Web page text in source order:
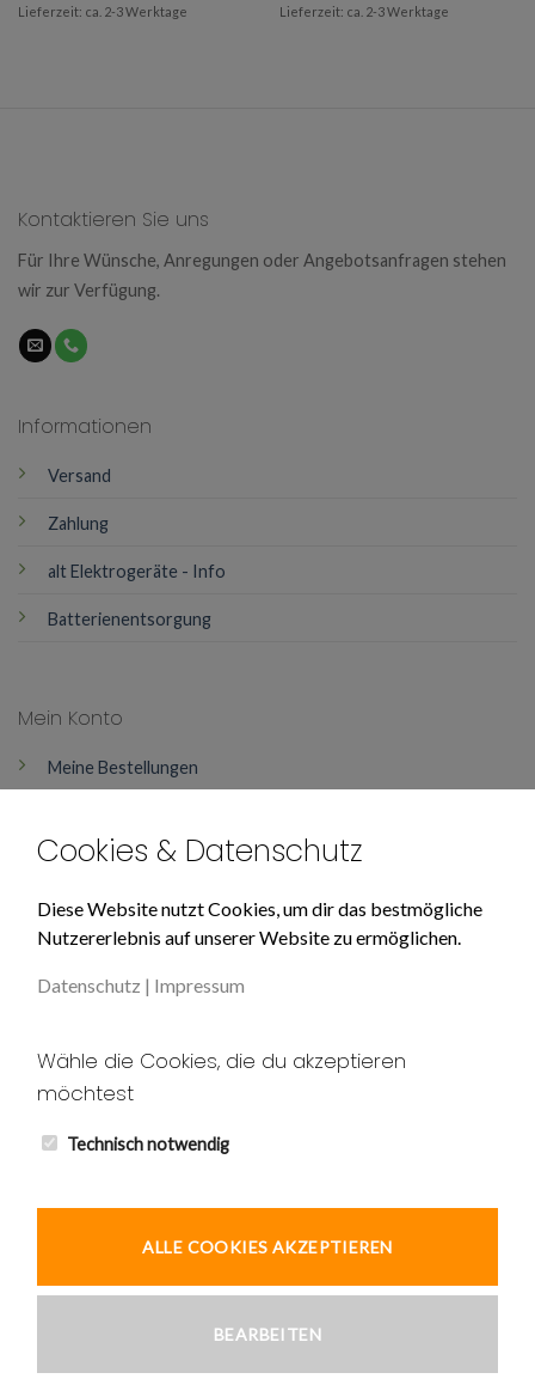
29,90 €
Lieferzeit: ca. 2-3 Werktage
Lieferzeit: ca. 2-3 Werktage
Kontaktieren Sie uns
Für Ihre Wünsche, Anregungen oder Angebotsanfragen stehen
wir zur Verfügung.
Mein Konto
Meine Bestellungen
Über Uns
Impressum
Datenschutz
Widerruf
Kontakt
Informationen
Versand
Zahlung
alt Elektrogeräte - Info
Batterienentsorgung
Cookies & Datenschutz
Diese Website nutzt Cookies, um dir das bestmögliche
Nutzererlebnis auf unserer Website zu ermöglichen.
Datenschutz | Impressum
Wähle die Cookies, die du akzeptieren
möchtest
Technisch notwendig
ALLE COOKIES AKZEPTIEREN
BEARBEITEN